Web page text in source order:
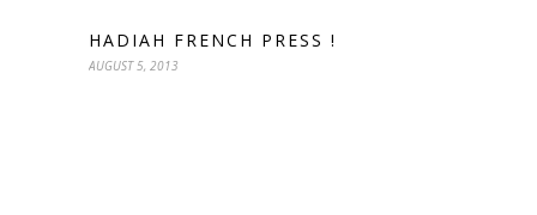
HADIAH FRENCH PRESS !
AUGUST 5, 2013